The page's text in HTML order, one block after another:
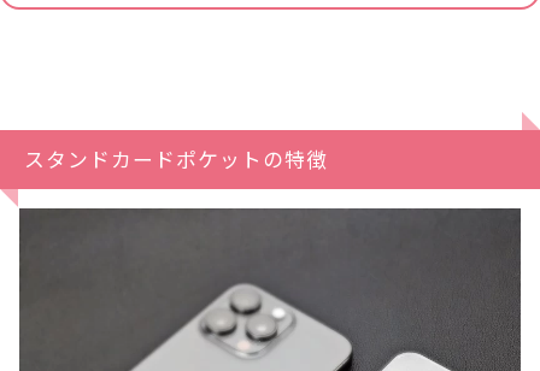
スタンドカードポケットの特徴